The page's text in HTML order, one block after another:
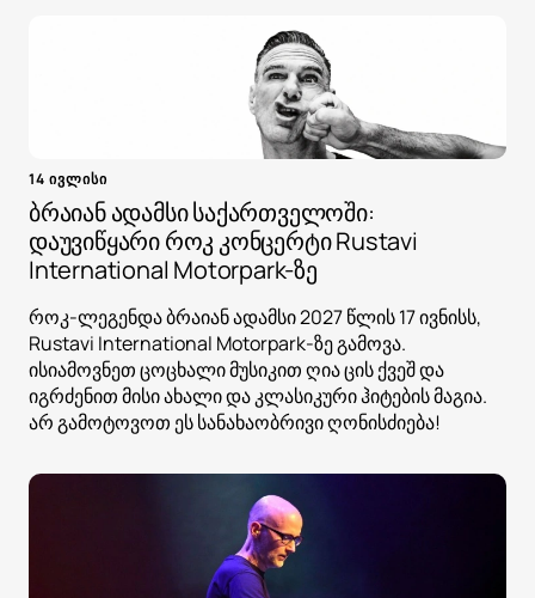
14 ივლისი
ბრაიან ადამსი საქართველოში:
დაუვიწყარი როკ კონცერტი Rustavi
International Motorpark-ზე
როკ-ლეგენდა ბრაიან ადამსი 2027 წლის 17 ივნისს,
Rustavi International Motorpark-ზე გამოვა.
ისიამოვნეთ ცოცხალი მუსიკით ღია ცის ქვეშ და
იგრძენით მისი ახალი და კლასიკური ჰიტების მაგია.
არ გამოტოვოთ ეს სანახაობრივი ღონისძიება!